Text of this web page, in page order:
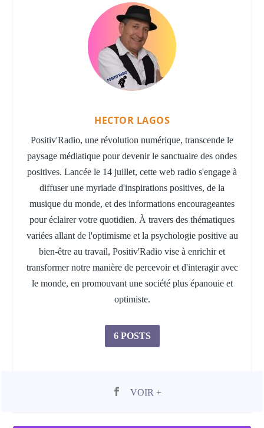
HECTOR LAGOS
Positiv'Radio, une révolution numérique, transcende le
paysage médiatique pour devenir le sanctuaire des ondes
positives. Lancée le 14 juillet, cette web radio s'engage à
diffuser une myriade d'inspirations positives, de la
musique du monde, et des informations encourageantes
pour éclairer votre quotidien. À travers des thématiques
variées allant de l'optimisme et la psychologie positive au
bien-être au travail, Positiv'Radio vise à enrichir et
transformer notre manière de percevoir et d'interagir avec
le monde, en promouvant une société plus épanouie et
optimiste.
6 POSTS
VOIR +